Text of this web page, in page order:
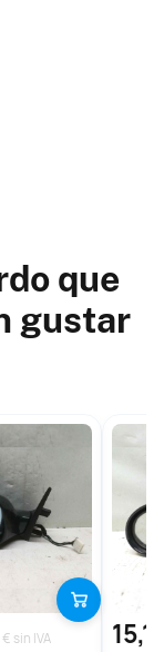
que
gustar
€ sin IVA